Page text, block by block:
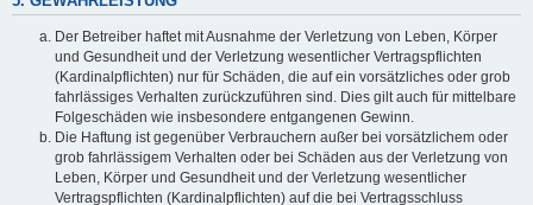
Der Betreiber haftet mit Ausnahme der Verletzung von Leben, Körper
und Gesundheit und der Verletzung wesentlicher Vertragspflichten
(Kardinalpflichten) nur für Schäden, die auf ein vorsätzliches oder grob
fahrlässiges Verhalten zurückzuführen sind. Dies gilt auch für mittelbare
Folgeschäden wie insbesondere entgangenen Gewinn.
Die Haftung ist gegenüber Verbrauchern außer bei vorsätzlichem oder
grob fahrlässigem Verhalten oder bei Schäden aus der Verletzung von
Leben, Körper und Gesundheit und der Verletzung wesentlicher
Vertragspflichten (Kardinalpflichten) auf die bei Vertragsschluss